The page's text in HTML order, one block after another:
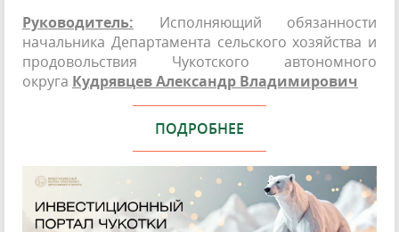
Руководитель: Исполняющий обязанности
начальника Департамента сельского хозяйства и
продовольствия Чукотского автономного
округа Кудрявцев Александр Владимирович
ПОДРОБНЕЕ